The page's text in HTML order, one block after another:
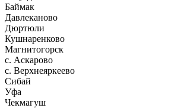
Баймак
Давлеканово
Дюртюли
Кушнаренково
Магнитогорск
с. Аскарово
с. Верхнеяркеево
Сибай
Уфа
Чекмагуш